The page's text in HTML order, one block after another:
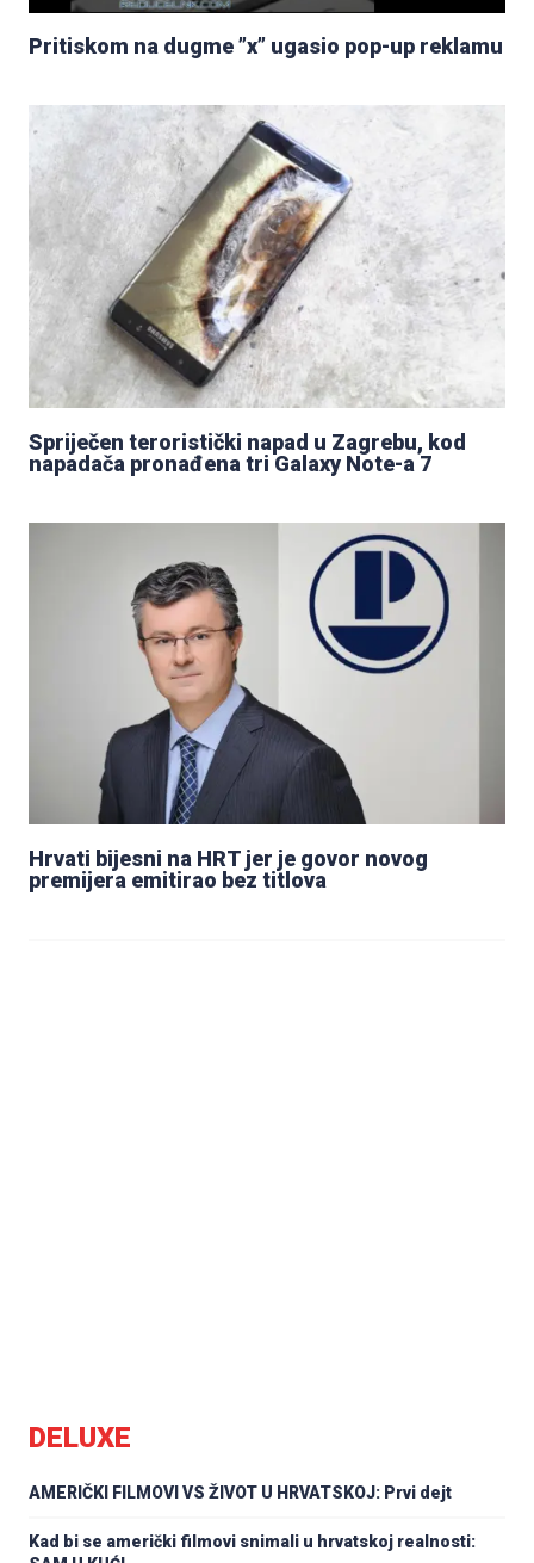
Pritiskom na dugme ”x” ugasio pop-up reklamu
Spriječen teroristički napad u Zagrebu, kod
napadača pronađena tri Galaxy Note-a 7
Hrvati bijesni na HRT jer je govor novog
premijera emitirao bez titlova
DELUXE
AMERIČKI FILMOVI VS ŽIVOT U HRVATSKOJ: Prvi dejt
Kad bi se američki filmovi snimali u hrvatskoj realnosti: